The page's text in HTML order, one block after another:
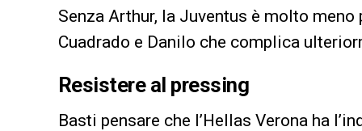
Senza Arthur, la Juventus è molto
Cuadrado e Danilo che complica
Resistere al pressing
Basti pensare che l’Hellas Verona ha